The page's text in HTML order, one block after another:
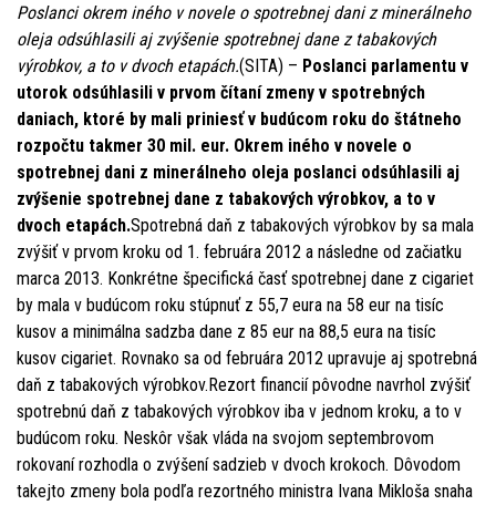
Poslanci okrem iného v novele o spotrebnej dani z minerálneho
oleja odsúhlasili aj zvýšenie spotrebnej dane z tabakových
výrobkov, a to v dvoch etapách.(SITA) – Poslanci parlamentu v
utorok odsúhlasili v prvom čítaní zmeny v spotrebných
daniach, ktoré by mali priniesť v budúcom roku do štátneho
rozpočtu takmer 30 mil. eur. Okrem iného v novele o
spotrebnej dani z minerálneho oleja poslanci odsúhlasili aj
zvýšenie spotrebnej dane z tabakových výrobkov, a to v
dvoch etapách.Spotrebná daň z tabakových výrobkov by sa mala
zvýšiť v prvom kroku od 1. februára 2012 a následne od začiatku
marca 2013. Konkrétne špecifická časť spotrebnej dane z cigariet
by mala v budúcom roku stúpnuť z 55,7 eura na 58 eur na tisíc
kusov a minimálna sadzba dane z 85 eur na 88,5 eura na tisíc
kusov cigariet. Rovnako sa od februára 2012 upravuje aj spotrebná
daň z tabakových výrobkov.Rezort financií pôvodne navrhol zvýšiť
spotrebnú daň z tabakových výrobkov iba v jednom kroku, a to v
budúcom roku. Neskôr však vláda na svojom septembrovom
rokovaní rozhodla o zvýšení sadzieb v dvoch krokoch. Dôvodom
takejto zmeny bola podľa rezortného ministra Ivana Mikloša snaha